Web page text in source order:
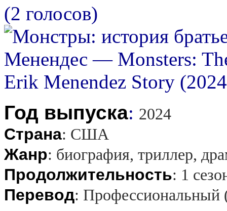
(2 голосов)
Год выпуска: 2024
Страна: США
Жанр: биография, триллер,
Продолжительность: 1
Перевод: Профессиональный